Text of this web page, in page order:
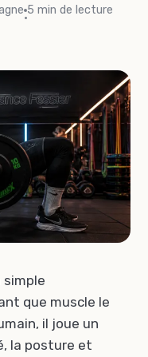
·
5 min de lecture
simple
que muscle le
il joue un
la posture et